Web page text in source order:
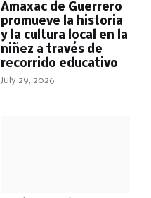
Amaxac de Guerrero
promueve la historia
y la cultura local en la
niñez a través de
recorrido educativo
July 29, 2026